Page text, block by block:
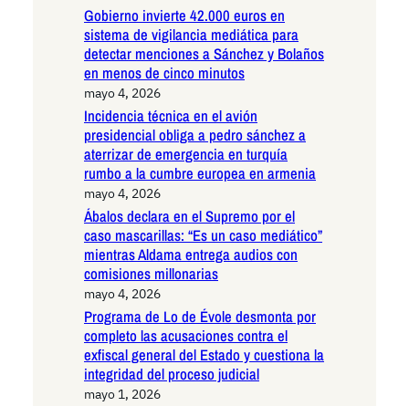
Gobierno invierte 42.000 euros en
sistema de vigilancia mediática para
detectar menciones a Sánchez y Bolaños
en menos de cinco minutos
mayo 4, 2026
Incidencia técnica en el avión
presidencial obliga a pedro sánchez a
aterrizar de emergencia en turquía
rumbo a la cumbre europea en armenia
mayo 4, 2026
Ábalos declara en el Supremo por el
caso mascarillas: “Es un caso mediático”
mientras Aldama entrega audios con
comisiones millonarias
mayo 4, 2026
Programa de Lo de Évole desmonta por
completo las acusaciones contra el
exfiscal general del Estado y cuestiona la
integridad del proceso judicial
mayo 1, 2026